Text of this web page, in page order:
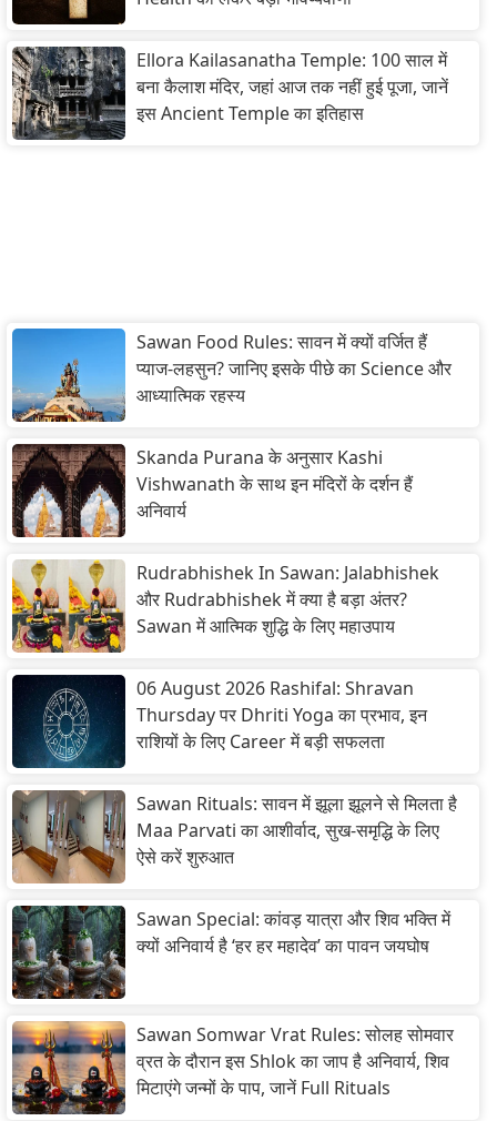
Ellora Kailasanatha Temple: 100 साल में
बना कैलाश मंदिर, जहां आज तक नहीं हुई पूजा, जानें
इस Ancient Temple का इतिहास
Sawan Food Rules: सावन में क्यों वर्जित हैं
प्याज-लहसुन? जानिए इसके पीछे का Science और
आध्यात्मिक रहस्य
Skanda Purana के अनुसार Kashi
Vishwanath के साथ इन मंदिरों के दर्शन हैं
अनिवार्य
Rudrabhishek In Sawan: Jalabhishek
और Rudrabhishek में क्या है बड़ा अंतर?
Sawan में आत्मिक शुद्धि के लिए महाउपाय
06 August 2026 Rashifal: Shravan
Thursday पर Dhriti Yoga का प्रभाव, इन
राशियों के लिए Career में बड़ी सफलता
Sawan Rituals: सावन में झूला झूलने से मिलता है
Maa Parvati का आशीर्वाद, सुख-समृद्धि के लिए
ऐसे करें शुरुआत
Sawan Special: कांवड़ यात्रा और शिव भक्ति में
क्यों अनिवार्य है ‘हर हर महादेव’ का पावन जयघोष
Sawan Somwar Vrat Rules: सोलह सोमवार
व्रत के दौरान इस Shlok का जाप है अनिवार्य, शिव
मिटाएंगे जन्मों के पाप, जानें Full Rituals